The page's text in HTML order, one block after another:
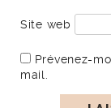
Site web
Prévenez-
mail.